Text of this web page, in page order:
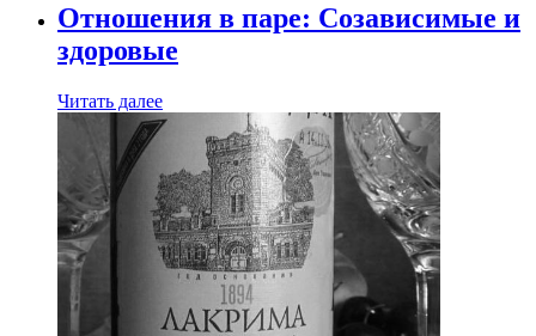
Отношения в паре: Созависимые и
здоровые
Читать далее